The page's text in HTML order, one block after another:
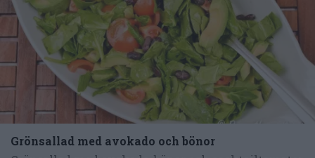
Grönsallad med avokado och bönor